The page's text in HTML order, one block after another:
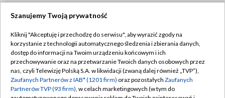
TVP
Abonament TVP
Emisja w TVP
Centrum informacji TVP
Regulamin TVP
Polityka prywatności
Szanujemy Twoją prywatność
Kliknij "Akceptuję i przechodzę do serwisu", aby wyrazić zgody na
korzystanie z technologii automatycznego śledzenia i zbierania danych,
dostęp do informacji na Twoim urządzeniu końcowym i ich
przechowywanie oraz na przetwarzanie Twoich danych osobowych przez
nas, czyli Telewizję Polską S.A. w likwidacji (zwaną dalej również „TVP”),
Zaufanych Partnerów z IAB* (1201 firm) oraz pozostałych Zaufanych
Partnerów TVP (93 firm), w celach marketingowych (w tym do